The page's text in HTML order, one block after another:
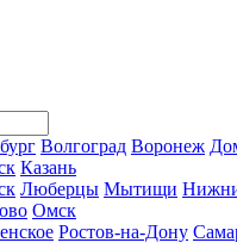
Волгоград Воронеж
Казань
Люберцы Мытищи
Омск
Ростов-на-Дону